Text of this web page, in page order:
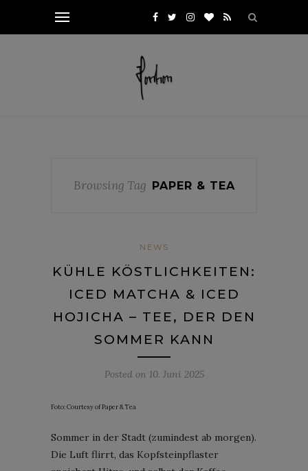
Browsing Tag PAPER & TEA
NEWS
KÜHLE KÖSTLICHKEITEN:
ICED MATCHA & ICED
HOJICHA – TEE, DER DEN
SOMMER KANN
Posted on 10. Juni 2025
Foto: Courtesy of Paper & Tea
Sommer in der Stadt (zumindest ab morgen).
Die Luft flirrt, das Kopfsteinpflaster